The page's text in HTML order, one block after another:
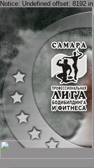
Notice: Undefined offset: 8192